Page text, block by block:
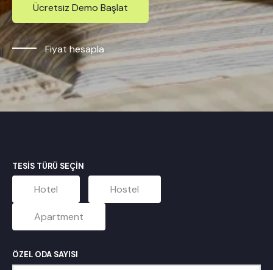
Ücretsiz Demo Başlat
Fiyat hesapla
TESİS TÜRÜ SEÇİN
Hotel Hostel
Apartment
ÖZEL ODA SAYISI